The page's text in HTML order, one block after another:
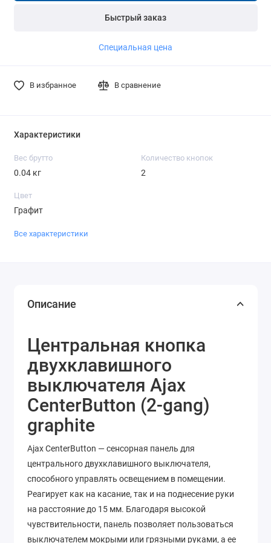
Быстрый заказ
Специальная цена
В избранное В сравнение
Характеристики
Вес брутто
0.04 кг
Количество кнопок
2
Цвет
Графит
Все характеристики
Описание
Центральная кнопка
двухклавишного
выключателя Ajax
CenterButton (2-gang)
graphite
Ajax CenterButton — сенсорная панель для
центрального двухклавишного выключателя,
способного управлять освещением в помещении.
Реагирует как на касание, так и на поднесение руки
на расстояние до 15 мм. Благодаря высокой
чувствительности, панель позволяет пользоваться
выключателем мокрыми или грязными руками, а ее